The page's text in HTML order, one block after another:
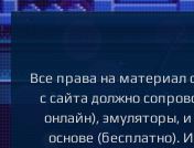
Все права на материал
с сайта должно
онлайн), эмуляторы,
основе (бесплатно).